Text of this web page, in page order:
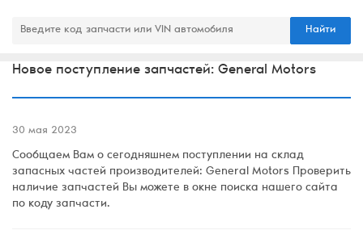
Найти
Новое поступление запчастей: General Motors
30 мая 2023
Сообщаем Вам о сегодняшнем поступлении на склад
запасных частей производителей: General Motors Проверить
наличие запчастей Вы можете в окне поиска нашего сайта
по коду запчасти.